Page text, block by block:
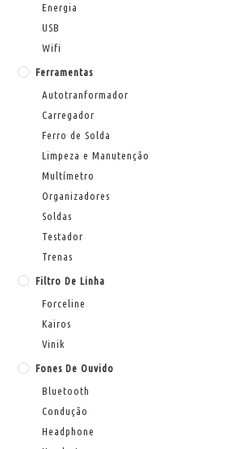
Energia
USB
Wifi
Ferramentas
Autotranformador
Carregador
Ferro de Solda
Limpeza e Manutenção
Multímetro
Organizadores
Soldas
Testador
Trenas
Filtro De Linha
Forceline
Kairos
Vinik
Fones De Ouvido
Bluetooth
Condução
Headphone